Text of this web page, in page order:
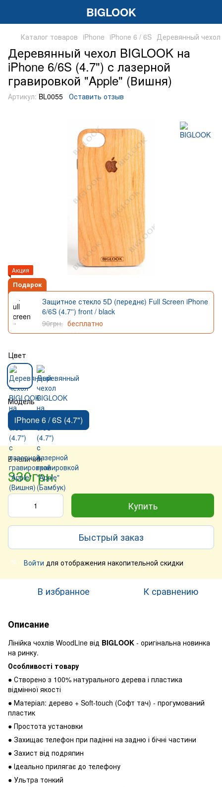
BIGLOOK
Каталог товаров iPhone iPhone 6 / 6S Деревянный чехол
Деревянный чехол BIGLOOK на
iPhone 6/6S (4.7") с лазерной
гравировкой "Apple" (Вишня)
Артикул: BL0055 Оставить отзыв
Акция
Подарок
Защитное стекло 5D (переднє) Full Screen iPhone
6/6S (4.7'') front / black
90грн. бесплатно
Цвет
Модель
iPhone 6 / 6S (4.7")
В наличии
330грн.
Купить
Быстрый заказ
% Войти для отображения накопительной скидки
В избранное К сравнению
Описание
Лінійка чохлів WoodLine від BIGLOOK - оригінальна новинка
на ринку.
Особливості товару
● Створено з 100% натурального дерева і пластика
відмінної якості
● Матеріал: дерево + Soft-touch (Софт тач) - прогумований
пластик
● Простота установки
● Захищає телефон при падінні на задню і бічні частини
● Захист від подряпин
● Ідеально прилягає до телефону
● Ультра тонкий